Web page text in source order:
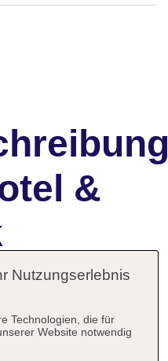
&
Nutzungserlebnis
Technologien, die für
Website notwendig